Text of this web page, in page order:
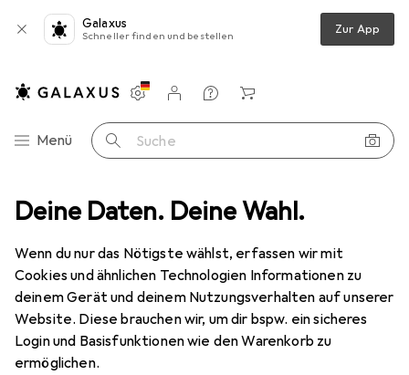
Deine Daten. Deine Wahl.
Wenn du nur das Nötigste wählst, erfassen wir mit
Cookies und ähnlichen Technologien Informationen zu
deinem Gerät und deinem Nutzungsverhalten auf unserer
Website. Diese brauchen wir, um dir bspw. ein sicheres
Login und Basisfunktionen wie den Warenkorb zu
ermöglichen.
Galaxus
Schneller finden und bestellen Zur App
Navigation nach Kategorien
Menü Suche
Einstellungen
Kundenkonto
Vergleichslisten
Merklisten
Warenkorb
Outdoorbekleidung Outdoorhose Directalpine Badile 4.0
2 Bilder
DirectalpineBadile 4.0
S